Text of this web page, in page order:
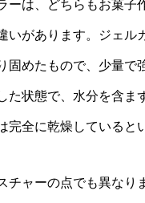
ーは、どちらもお菓
いがあります。ジェ
固めたもので、少量
た状態で、水分を含
完全に乾燥していると
チャーの点でも異な